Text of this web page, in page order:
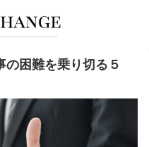
の困難を乗り切る５